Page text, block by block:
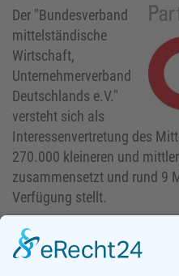
Der "Bundesverband
mittelständische
Wirtschaft,
Unternehmerverband
Deutschlands e.V."
versteht sich als
Interessenvertretung des
270.000 kleineren und
zusammensetzt und rund 9
Verfügung stellt.
Als inhabergeführtes,
Elektrotechnik mit ca. 180